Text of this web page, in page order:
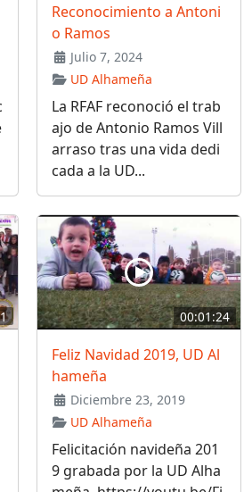
Reconocimiento a Antoni
o Ramos
Julio 7, 2024
UD Alhameña
La RFAF reconoció el trab
ajo de Antonio Ramos Vill
arraso tras una vida dedi
cada a la UD...
00:01:24
Feliz Navidad 2019, UD Al
hameña
Diciembre 23, 2019
UD Alhameña
Felicitación navideña 201
9 grabada por la UD Alha